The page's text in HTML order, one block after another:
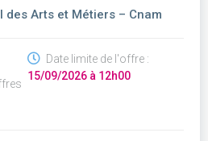
des Arts et Métiers – Cnam
Date limite de l'offre :
15/09/2026 à 12h00